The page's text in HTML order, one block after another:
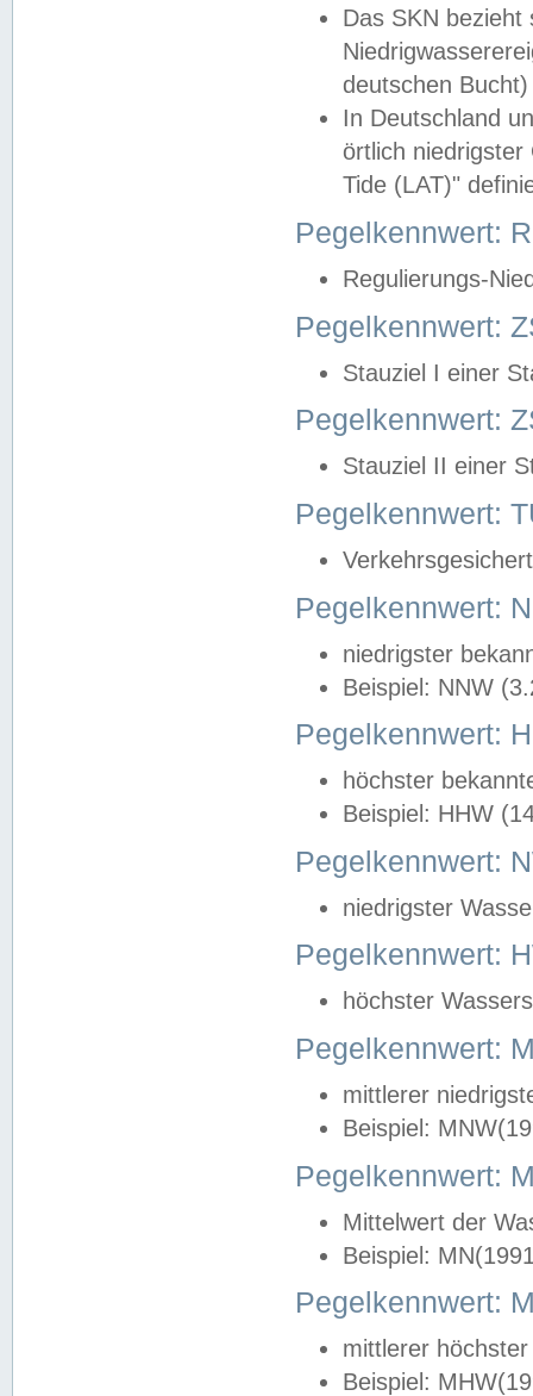
Das SKN
deutschen
In Deutschland
örtlich
Tide (LAT)"
Pegelkennwert:
Regulierungs-
Pegelkennwert:
Stauziel I einer
Pegelkennwert:
Stauziel II einer
Pegelkennwert:
Pegelkennwert:
niedrigster
Beispiel: NNW
Pegelkennwert:
höchster
Beispiel: HHW
Pegelkennwert:
niedrigster
Pegelkennwert:
höchster
Pegelkennwert:
mittlerer
Beispiel:
Pegelkennwert:
Mittelwert der
Beispiel:
Pegelkennwert:
mittlerer
Beispiel: